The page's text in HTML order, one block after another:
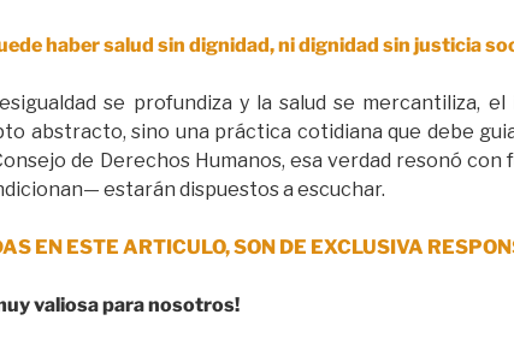
haber salud sin dignidad, ni dignidad sin justicia
se profundiza y la salud se mercantiliza,
abstracto, sino una práctica cotidiana que debe
de Derechos Humanos, esa verdad resonó
estarán dispuestos a escuchar.
EN ESTE ARTICULO, SON DE EXCLUSIVA
valiosa para nosotros!